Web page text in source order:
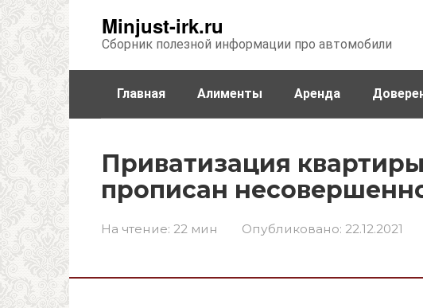
Minjust-irk.ru
Сборник полезной информации про автомобили
Главная Алименты Аренда
Приватизация
прописан
На чтение: 22 мин Опубликовано: 22.12.2021